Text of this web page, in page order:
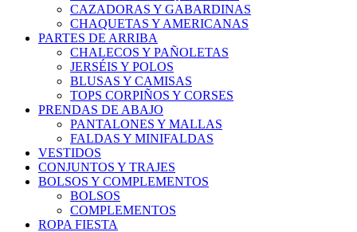
CAZADORAS Y GABARDINAS
CHAQUETAS Y AMERICANAS
PARTES DE ARRIBA
CHALECOS Y PAÑOLETAS
JERSÉIS Y POLOS
BLUSAS Y CAMISAS
TOPS CORPIÑOS Y CORSES
PRENDAS DE ABAJO
PANTALONES Y MALLAS
FALDAS Y MINIFALDAS
VESTIDOS
CONJUNTOS Y TRAJES
BOLSOS Y COMPLEMENTOS
BOLSOS
COMPLEMENTOS
ROPA FIESTA